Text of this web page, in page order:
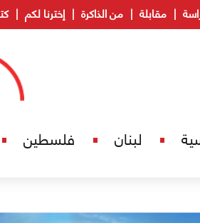
مقابلة من الذاكرة إخترنا لكم
لبنان فلسطين